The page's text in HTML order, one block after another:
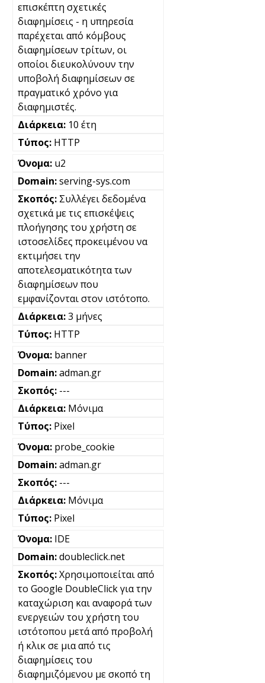
επισκέπτη σχετικές
διαφημίσεις - η υπηρεσία
παρέχεται από κόμβους
διαφημίσεων τρίτων, οι
οποίοι διευκολύνουν την
υποβολή διαφημίσεων σε
πραγματικό χρόνο για
διαφημιστές.
10 έτη
HTTP
u2
serving-sys.com
Συλλέγει δεδομένα
σχετικά με τις επισκέψεις
πλοήγησης του χρήστη σε
ιστοσελίδες προκειμένου να
εκτιμήσει την
αποτελεσματικότητα των
διαφημίσεων που
εμφανίζονται στον ιστότοπο.
3 μήνες
HTTP
banner
adman.gr
---
Μόνιμα
Pixel
probe_cookie
adman.gr
---
Μόνιμα
Pixel
IDE
doubleclick.net
Χρησιμοποιείται από
το Google DoubleClick για την
καταχώριση και αναφορά των
ενεργειών του χρήστη του
ιστότοπου μετά από προβολή
ή κλικ σε μια από τις
διαφημίσεις του
διαφημιζόμενου με σκοπό τη